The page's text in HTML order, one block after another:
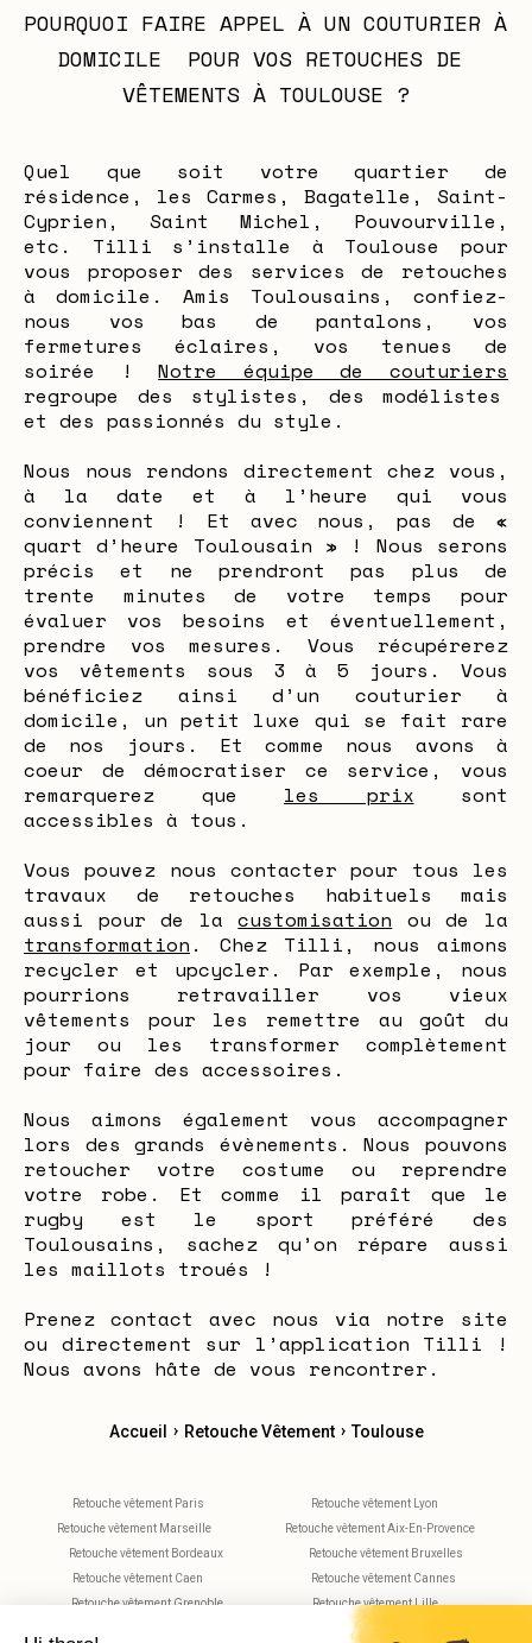
POURQUOI FAIRE APPEL À UN COUTURIER À
DOMICILE  POUR VOS RETOUCHES DE
VÊTEMENTS À TOULOUSE ?
Quel que soit votre quartier de
résidence, les Carmes, Bagatelle, Saint-
Cyprien, Saint Michel, Pouvourville,
etc. Tilli s’installe à Toulouse pour
vous proposer des services de retouches
à domicile. Amis Toulousains, confiez-
nous vos bas de pantalons, vos
fermetures éclaires, vos tenues de
soirée !Notre équipe de couturiers
regroupe des stylistes, des modélistes
et des passionnés du style.
Nous nous rendons directement chez vous,
à la date et à l’heure qui vous
conviennent ! Et avec nous, pas de «
quart d’heure Toulousain » ! Nous serons
précis et ne prendront pas plus de
trente minutes de votre temps pour
évaluer vos besoins et éventuellement,
prendre vos mesures. Vous récupérerez
vos vêtements sous 3 à 5 jours. Vous
bénéficiez ainsi d’un couturier à
domicile, un petit luxe qui se fait rare
de nos jours. Et comme nous avons à
coeur de démocratiser ce service, vous
remarquerez que les prix sont
accessibles à tous.
Vous pouvez nous contacter pour tous les
travaux de retouches habituels mais
aussi pour de lacustomisation ou de la
transformation . Chez Tilli, nous aimons
recycler et upcycler. Par exemple, nous
pourrions retravailler vos vieux
vêtements pour les remettre au goût du
jour ou les transformer complètement
pour faire des accessoires.
Nous aimons également vous accompagner
lors des grands évènements. Nous pouvons
retoucher votre costume ou reprendre
votre robe. Et comme il paraît que le
rugby est le sport préféré des
Toulousains, sachez qu’on répare aussi
les maillots troués !
Prenez contact avec nous via notre site
ou directement sur l’application Tilli !
Nous avons hâte de vous rencontrer.
Accueil › Retouche Vêtement › Toulouse
Retouche vêtement Paris
Retouche vêtement Lyon
Retouche vêtement Marseille
Retouche vêtement Aix-En-Provence
Retouche vêtement Bordeaux
Retouche vêtement Bruxelles
Retouche vêtement Caen
Retouche vêtement Cannes
Retouche vêtement Grenoble
Retouche vêtement Lille
Retouche vêtement Montpellier